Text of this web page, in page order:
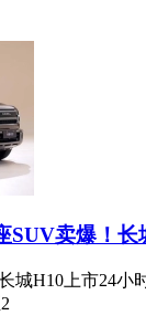
SUV卖爆！
城H10上市24小